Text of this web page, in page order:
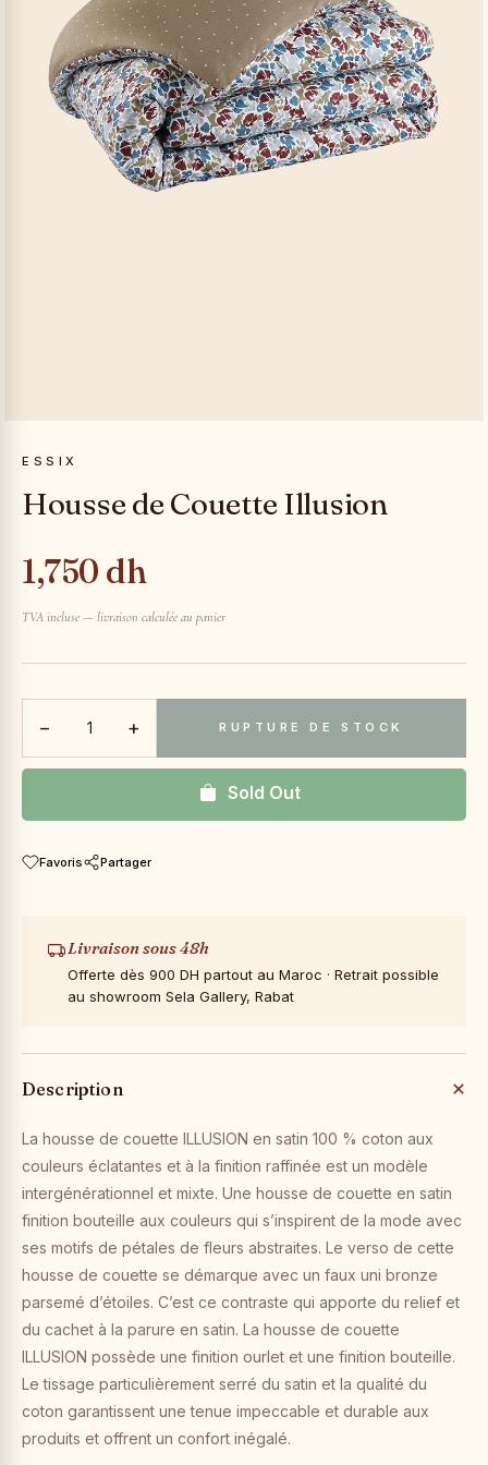
ESSIX
Housse de Couette Illusion
1,750 dh
TVA incluse — livraison calculée au panier
− + RUPTURE DE STOCK
Sold Out
Favoris Partager
Livraison sous 48h
Offerte dès 900 DH partout au Maroc · Retrait possible
au showroom Sela Gallery, Rabat
Description
La housse de couette ILLUSION en satin 100 % coton aux
couleurs éclatantes et à la finition raffinée est un modèle
intergénérationnel et mixte. Une housse de couette en satin
finition bouteille aux couleurs qui s’inspirent de la mode avec
ses motifs de pétales de fleurs abstraites. Le verso de cette
housse de couette se démarque avec un faux uni bronze
parsemé d’étoiles. C’est ce contraste qui apporte du relief et
du cachet à la parure en satin. La housse de couette
ILLUSION possède une finition ourlet et une finition bouteille.
Le tissage particulièrement serré du satin et la qualité du
coton garantissent une tenue impeccable et durable aux
produits et offrent un confort inégalé.